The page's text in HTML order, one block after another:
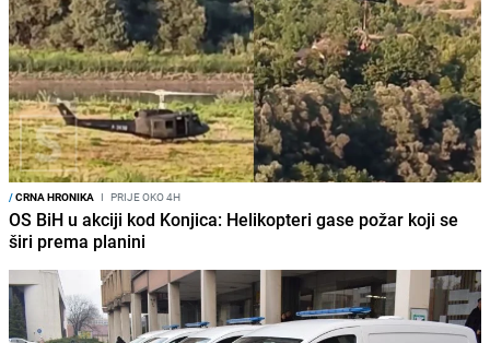
/CRNA HRONIKA I PRIJE OKO 4H
OS BiH u akciji kod Konjica: Helikopteri gase požar koji se
širi prema planini